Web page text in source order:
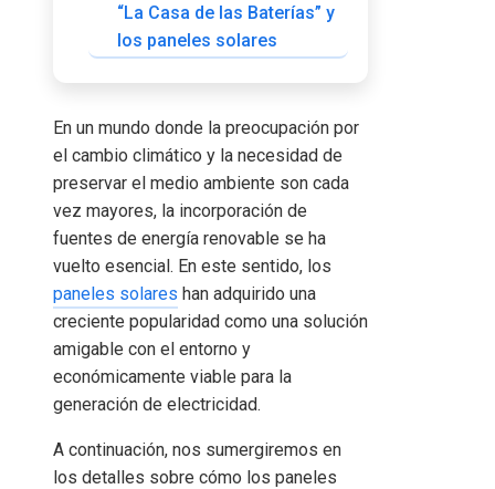
“La Casa de las Baterías” y
los paneles solares
En un mundo donde la preocupación por
el cambio climático y la necesidad de
preservar el medio ambiente son cada
vez mayores, la incorporación de
fuentes de energía renovable se ha
vuelto esencial. En este sentido, los
paneles solares han adquirido una
creciente popularidad como una solución
amigable con el entorno y
económicamente viable para la
generación de electricidad.
A continuación, nos sumergiremos en
los detalles sobre cómo los paneles